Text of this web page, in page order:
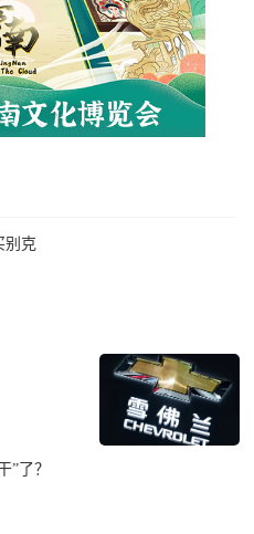
别克
”了？